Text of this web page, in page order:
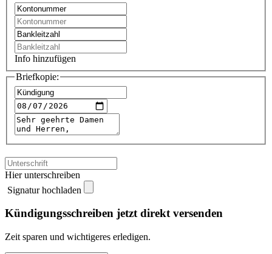
Info hinzufügen
Briefkopie:
Hier unterschreiben
Signatur hochladen
Kündigungsschreiben jetzt direkt versenden
Zeit sparen und wichtigeres erledigen.